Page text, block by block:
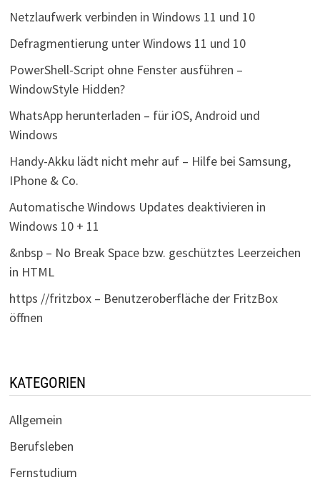
Netzlaufwerk verbinden in Windows 11 und 10
Defragmentierung unter Windows 11 und 10
PowerShell-Script ohne Fenster ausführen –
WindowStyle Hidden?
WhatsApp herunterladen – für iOS, Android und
Windows
Handy-Akku lädt nicht mehr auf – Hilfe bei Samsung,
IPhone & Co.
Automatische Windows Updates deaktivieren in
Windows 10 + 11
&nbsp – No Break Space bzw. geschütztes Leerzeichen
in HTML
https //fritzbox – Benutzeroberfläche der FritzBox
öffnen
KATEGORIEN
Allgemein
Berufsleben
Fernstudium